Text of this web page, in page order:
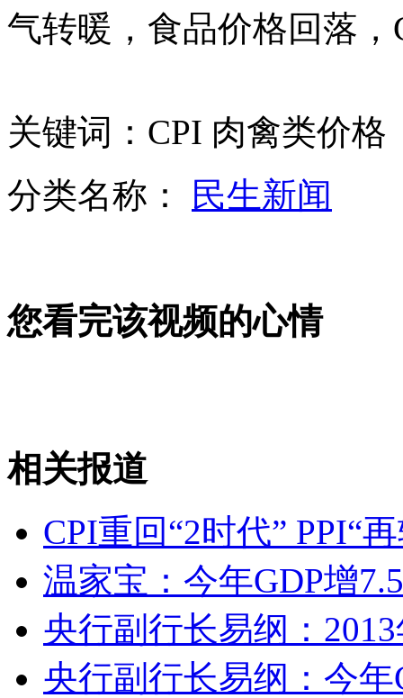
朴槿惠：时刻警惕朝鲜威胁
禽流感影响原材料缺货 羽毛羽绒制品受影响
外交部：有关国家言论片面不公正
安徽一实载49人客车翻车
气转暖，食品价格回落
关键词：CPI 肉禽类价格
分类名称：
民生新闻
您看完该视频的心情
相关报道
CPI重回“2时代” PPI“
温家宝：今年GDP增
央行副行长易纲：
央行副行长易纲：今